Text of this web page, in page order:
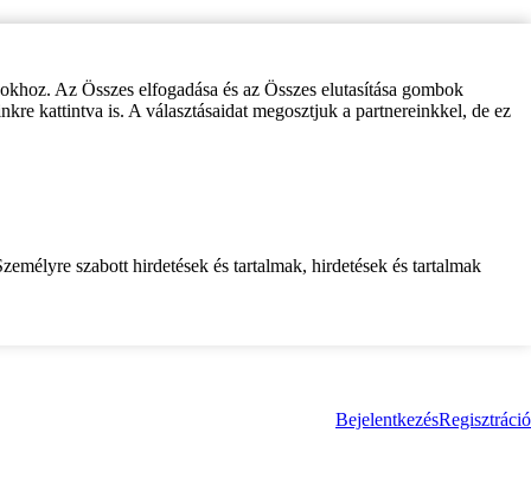
Az Összes elfogadása és az Összes elutasítása gombok
kattintva is. A választásaidat megosztjuk a partnereinkkel, de ez
szabott hirdetések és tartalmak, hirdetések és tartalmak
BejelentkezésRegisztráció